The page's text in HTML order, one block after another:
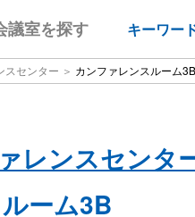
議室を探す キーワー
スセンター カンファレンスルーム3B
レンスセンタ
ーム3B